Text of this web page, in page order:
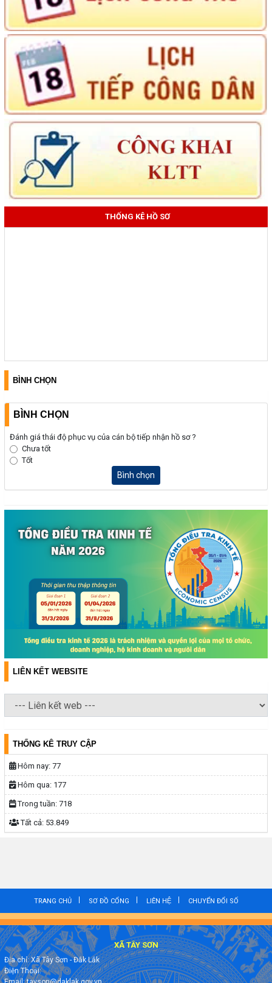
THỐNG KÊ HỒ SƠ
BÌNH CHỌN
BÌNH CHỌN
Đánh giá thái độ phục vụ của cán bộ tiếp nhận hồ sơ ?
Chưa tốt
Tốt
Bình chọn
LIÊN KẾT WEBSITE
THỐNG KÊ TRUY CẬP
Hôm nay: 77
Hôm qua: 177
Trong tuần: 718
Tất cả: 53.849
TRANG CHỦ SƠ ĐỒ CỔNG LIÊN HỆ CHUYỂN ĐỔI SỐ
XÃ TÂY SƠN
Địa chỉ: Xã Tây Sơn - Đắk Lắk
Điện Thoại: